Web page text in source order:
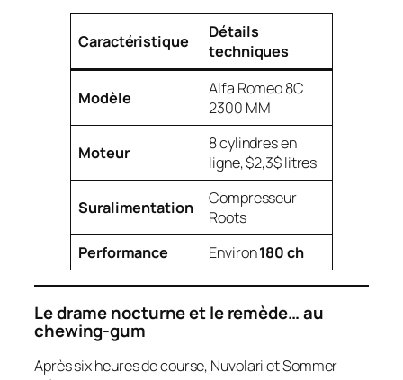
Caractéristique
Détails
techniques
Modèle
Alfa Romeo 8C
2300 MM
Moteur
8 cylindres en
ligne, $2,3$ litres
Suralimentation
Compresseur
Roots
Performance
Environ180 ch
Le drame nocturne et le remède… au
chewing-gum
Après six heures de course, Nuvolari et Sommer